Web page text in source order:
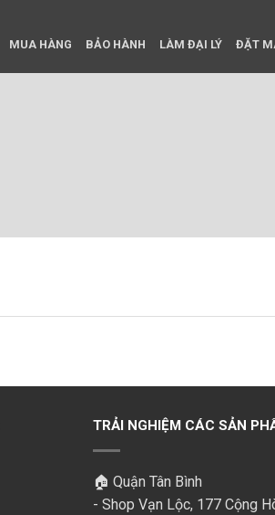
MUA HÀNG BẢO HÀNH LÀM ĐẠI LÝ ĐẶT
TRẢI NGHIỆM CÁC SẢN
🏠 Quận Tân Bình
- Shop Vạn Lộc, 177 Cộng